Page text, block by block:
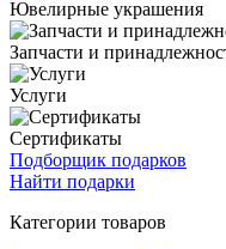
Ювелирные украшения
Запчасти и
Услуги
Сертификаты
Подборщик подарков
Найти подарки
Категории товаров